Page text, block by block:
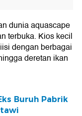
dunia aquascape
terbuka. Kios kecil
dengan berbagai
deretan ikan
Buruh Pabrik